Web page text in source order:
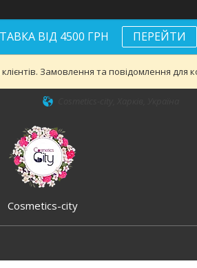
ВІД 4500 ГРН ПЕРЕЙТИ
Замовлення та повідомлення для
Cosmetics-city